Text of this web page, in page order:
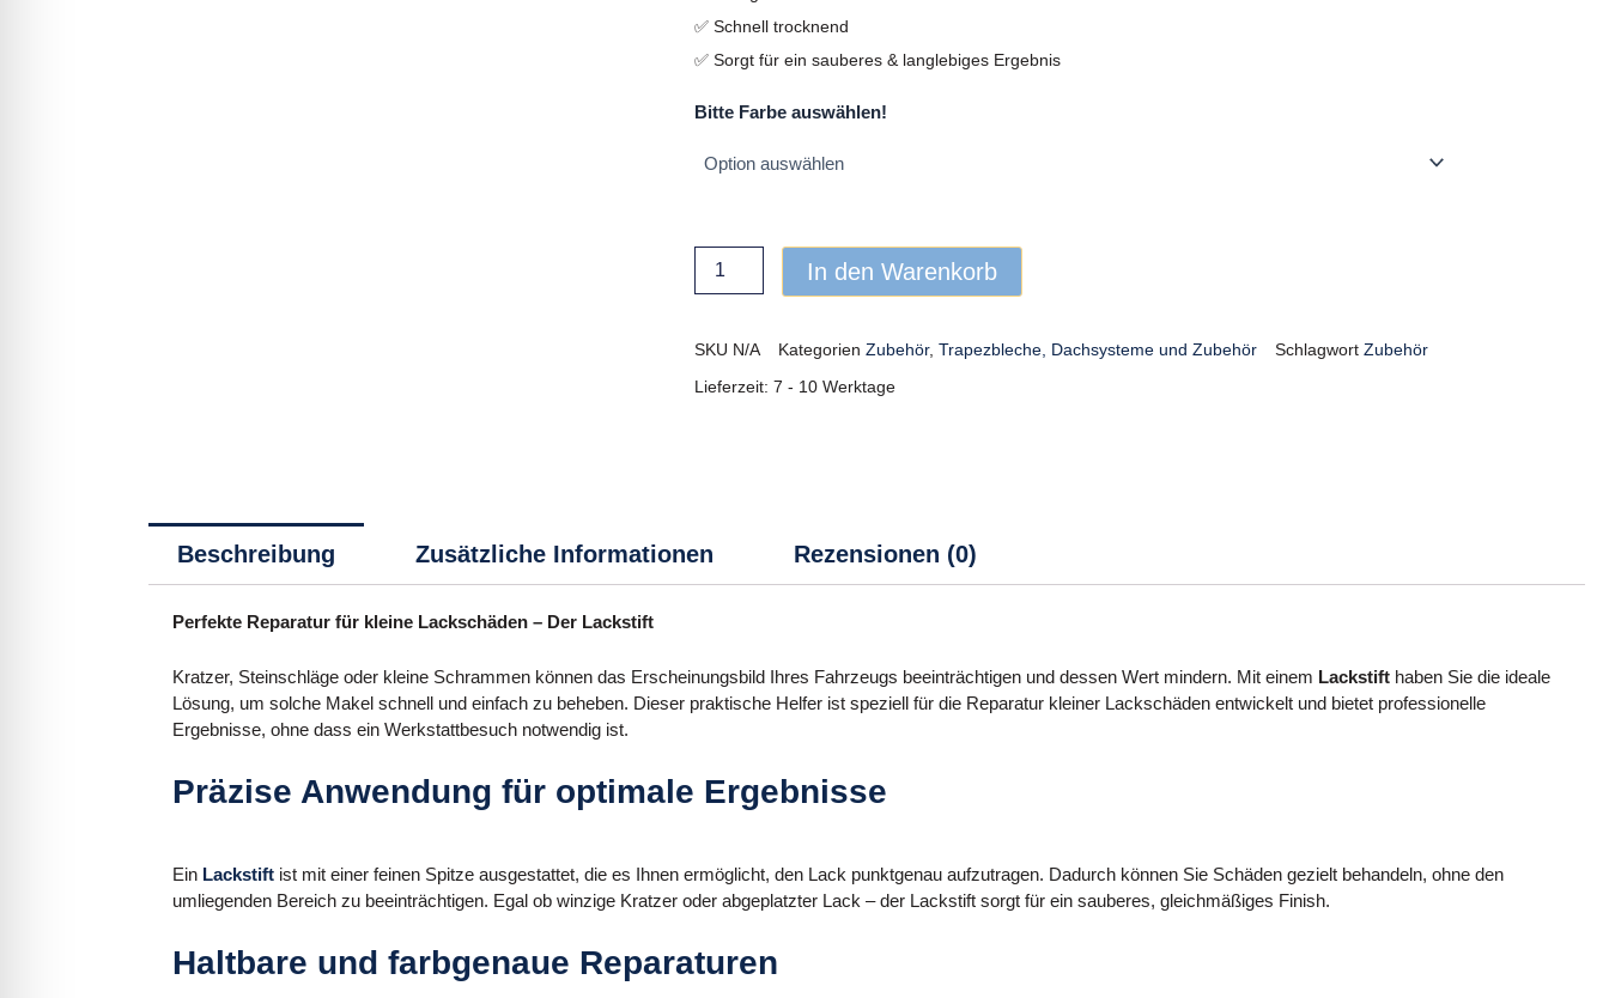
✅ Schnell trocknend
✅ Sorgt für ein sauberes & langlebiges Ergebnis
Bitte Farbe auswählen!
Lackstift
In den Warenkorb
SKU N/A Kategorien Zubehör, Trapezbleche, Dachsysteme und Zubehör Schlagwort Zubehör
Lieferzeit: 7 - 10 Werktage
Beschreibung Zusätzliche Informationen Rezensionen (0)
Perfekte Reparatur für kleine Lackschäden – Der Lackstift
Kratzer, Steinschläge oder kleine Schrammen können das Erscheinungsbild Ihres Fahrzeugs beeinträchtigen und dessen Wert mindern. Mit einem Lackstift haben Sie die ideale
Lösung, um solche Makel schnell und einfach zu beheben. Dieser praktische Helfer ist speziell für die Reparatur kleiner Lackschäden entwickelt und bietet professionelle
Ergebnisse, ohne dass ein Werkstattbesuch notwendig ist.
Präzise Anwendung für optimale Ergebnisse
Ein Lackstift ist mit einer feinen Spitze ausgestattet, die es Ihnen ermöglicht, den Lack punktgenau aufzutragen. Dadurch können Sie Schäden gezielt behandeln, ohne den
umliegenden Bereich zu beeinträchtigen. Egal ob winzige Kratzer oder abgeplatzter Lack – der Lackstift sorgt für ein sauberes, gleichmäßiges Finish.
Haltbare und farbgenaue Reparaturen